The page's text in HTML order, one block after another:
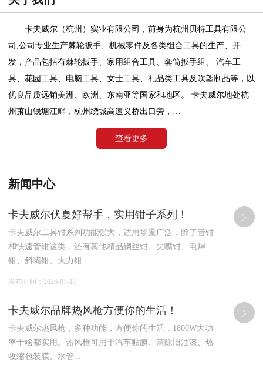
卡夫威尔（杭州）实业有限公司，前身为杭州贝特工具有限公
司,公司专业生产棘轮扳手、机械零件及各类组合工具的生产、开
发，产品包括有棘轮扳手、家用组合工具、套筒扳手组、 汽车工
具、花园工具、电脑工具、女士工具、礼品类工具及吹塑制品等，以
优良品质远销美洲、欧洲、东南亚等国家和地区。 卡夫威尔地处杭
州萧山钱塘江畔，杭州绕城高速义桥出口旁，…
查看更多
新闻中心
卡夫威尔伏夏好帮手，实用钳子系列！
卡夫威尔工具钳系列功能强大，适用场景广泛，除了管钳
和快速管钳这类，还有其他精品钢丝钳、尖嘴钳、电焊
钳、斜嘴钳、大力钳...
发布时间：2026-07-17
卡夫威尔品牌热风枪方便你的生活！
卡夫威尔热风枪，多种功能，方便你的生活，1800W大功
率干啥都实用。热风枪可用于汽车贴膜、清除旧油漆、热
收缩包装膜、水管...